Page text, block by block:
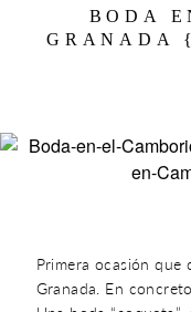
BODA
GRANADA
Primera ocasión que
Granada. En